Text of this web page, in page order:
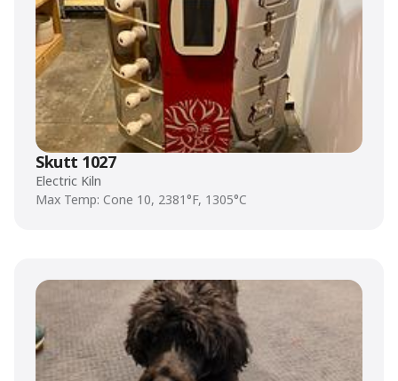
Skutt 1027
Electric Kiln
Max Temp: Cone 10, 2381°F, 1305°C